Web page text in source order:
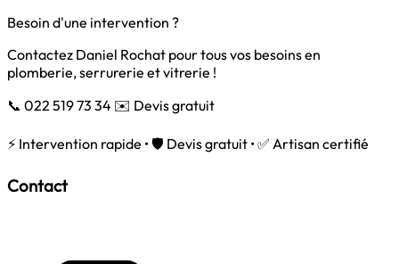
Besoin d'une intervention ?
Contactez Daniel Rochat pour tous vos besoins en
plomberie, serrurerie et vitrerie !
📞 022 519 73 34 ✉️ Devis gratuit
⚡ Intervention rapide • 🛡️ Devis gratuit • ✅ Artisan certifié
Contact